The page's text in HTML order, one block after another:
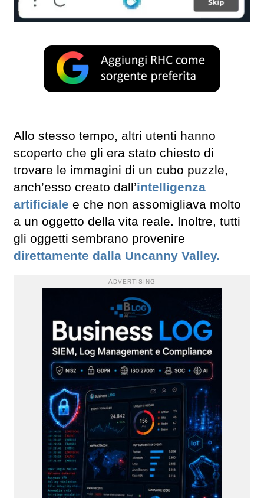
Allo stesso tempo, altri utenti hanno
scoperto che gli era stato chiesto di
trovare le immagini di un cubo puzzle,
anch’esso creato dall’intelligenza
artificiale e che non assomigliava molto
a un oggetto della vita reale. Inoltre, tutti
gli oggetti sembrano provenire
direttamente dalla Uncanny Valley.
ADVERTISING